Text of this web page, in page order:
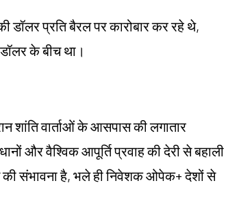
प्रति बैरल पर कारोबार कर रहे थे,
के बीच था।
वार्ताओं के आसपास की लगातार
और वैश्विक आपूर्ति प्रवाह की देरी से बहाली
की संभावना है, भले ही निवेशक ओपेक+ देशों से